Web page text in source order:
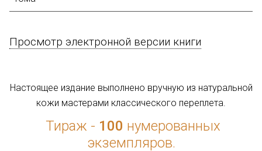
Просмотр электронной версии книги
Настоящее издание выполнено вручную из натуральной
кожи мастерами классического переплета.
Тираж - 100 нумерованных
экземпляров.